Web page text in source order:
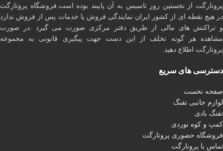
پروتارگت از نخستین روز تاسیس به آن پایبند بوده است.فروشگاه پروتارگت
در هیچ نقطه ای از کشور ایران نمایندگی فروش یا خدمات پس از فروش ندارد
و تراکنش های مالی از طریق دفتر مرکزی صورت می گیرد .در صورت
مشاهده هر گونه تخلف از این دست جهت پیگیری قانونی به مجموعه
پروتارگت اطلاع دهید.
دسترسی های سریع
صفحه نخست
لوازم جانبی تفنگ
تفنگ بادی
کمپ و کوه نوردی
فروشگاه حضوری پروتارگت
تماس با پروتارگت